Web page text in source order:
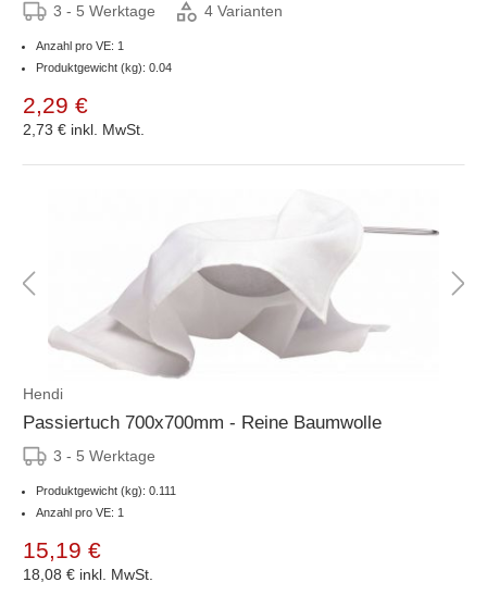
3 - 5 Werktage 4 Varianten
Anzahl pro VE: 1
Produktgewicht (kg): 0.04
2,29 €
2,73 € inkl. MwSt.
Hendi
Passiertuch 700x700mm - Reine Baumwolle
3 - 5 Werktage
Produktgewicht (kg): 0.111
Anzahl pro VE: 1
15,19 €
18,08 € inkl. MwSt.